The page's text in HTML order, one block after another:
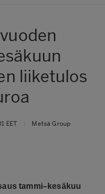
liiketulos
EET Metsä Group
tammi–kesäkuu